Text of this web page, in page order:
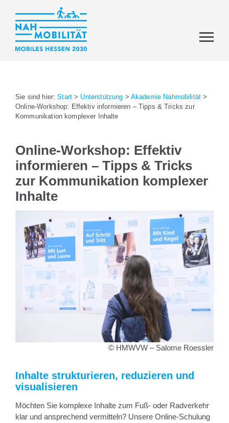
Sie sind hier:Start > Unterstützung > Akademie Nahmobilität >
Online-Workshop: Effektiv informieren – Tipps & Tricks zur
Kommunikation komplexer Inhalte
Online-Workshop: Effektiv
informieren – Tipps & Tricks
zur Kommunikation komplexer
Inhalte
© HMWVW – Salome Roessler
Inhalte strukturieren, reduzieren und
visualisieren
Möchten Sie komplexe Inhalte zum Fuß- oder Radverkehr
klar und ansprechend vermitteln? Unsere Online-Schulung